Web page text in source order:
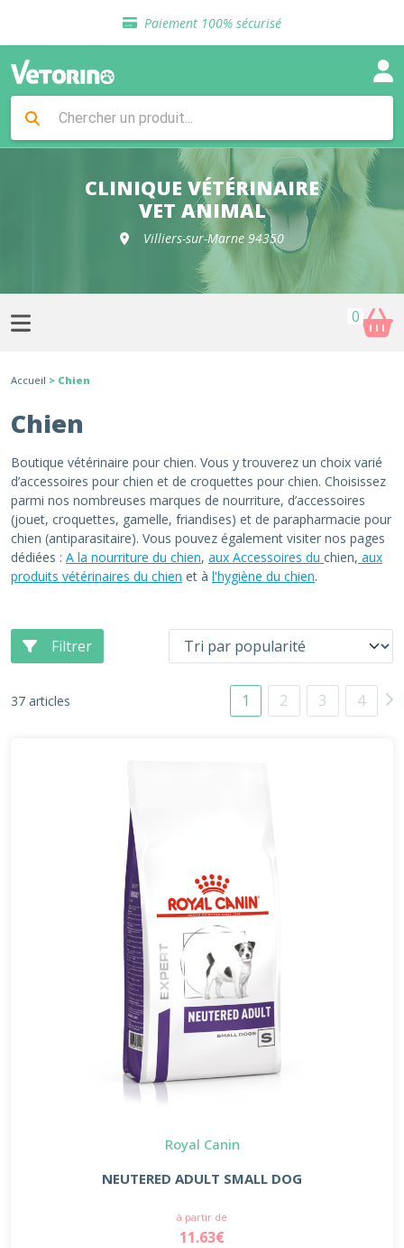
Paiement 100% sécurisé
Livraison gratuite en clinique vétérinaire
Sélection de croquettes vétérinaire
Livraison gratuite en clinique vétérinaire
Retour gratuit en clinique
Sélection de croquettes vétérinaire
CLINIQUE VÉTÉRINAIRE
VET ANIMAL
Villiers-sur-Marne 94350
0
Accueil > Chien
Chien
Boutique vétérinaire pour chien. Vous y trouverez un choix varié
d’accessoires pour chien et de croquettes pour chien. Choisissez
parmi nos nombreuses marques de nourriture, d’accessoires
(jouet, croquettes, gamelle, friandises) et de parapharmacie pour
chien (antiparasitaire). Vous pouvez également visiter nos pages
dédiées : A la nourriture du chien, aux Accessoires du chien, aux
produits vétérinaires du chien et à l'hygiène du chien.
Filtrer
37 articles 1 2 3 4
Royal Canin
NEUTERED ADULT SMALL DOG
à partir de
11.63€